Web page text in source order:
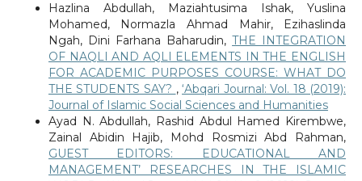
Hazlina Abdullah, Maziahtusima Ishak, Yuslina
Mohamed, Normazla Ahmad Mahir, Ezihaslinda
Ngah, Dini Farhana Baharudin,THE INTEGRATION
OF NAQLI AND AQLI ELEMENTS IN THE ENGLISH
FOR ACADEMIC PURPOSES COURSE: WHAT DO
THE STUDENTS SAY? ,‘Abqari Journal: Vol. 18 (2019):
Journal of Islamic Social Sciences and Humanities
Ayad N. Abdullah, Rashid Abdul Hamed Kirembwe,
Zainal Abidin Hajib, Mohd Rosmizi Abd Rahman,
GUEST EDITORS: EDUCATIONAL AND
MANAGEMENT’ RESEARCHES IN THE ISLAMIC